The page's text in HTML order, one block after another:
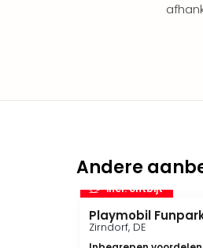
Andere
incl. ontbijt
Playmobil
Zirndorf, DE